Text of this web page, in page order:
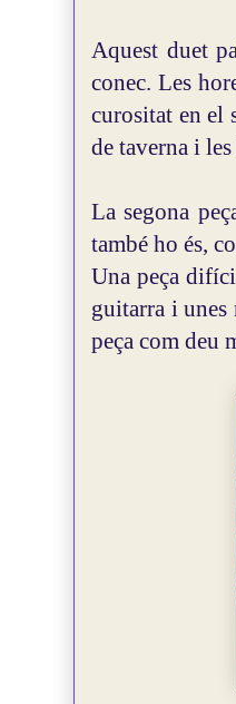
Aquest duet
conec. Les
curositat en el
de taverna i les
La segona
també ho és,
Una peça
guitarra i unes
peça com deu